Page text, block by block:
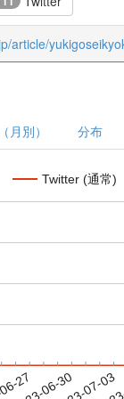
article/
月別） 分布
Twitter (通常)